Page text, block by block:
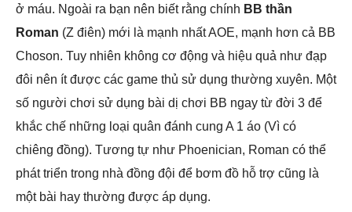
ở máu. Ngoài ra bạn nên biết rằng chính BB thần
Roman (Z điên) mới là mạnh nhất AOE, mạnh hơn cả BB
Choson. Tuy nhiên không cơ động và hiệu quả như đạp
đôi nên ít được các game thủ sử dụng thường xuyên. Một
số người chơi sử dụng bài dị chơi BB ngay từ đời 3 để
khắc chế những loại quân đánh cung A 1 áo (Vì có
chiêng đồng). Tương tự như Phoenician, Roman có thể
phát triển trong nhà đồng đội để bơm đồ hỗ trợ cũng là
một bài hay thường được áp dụng.